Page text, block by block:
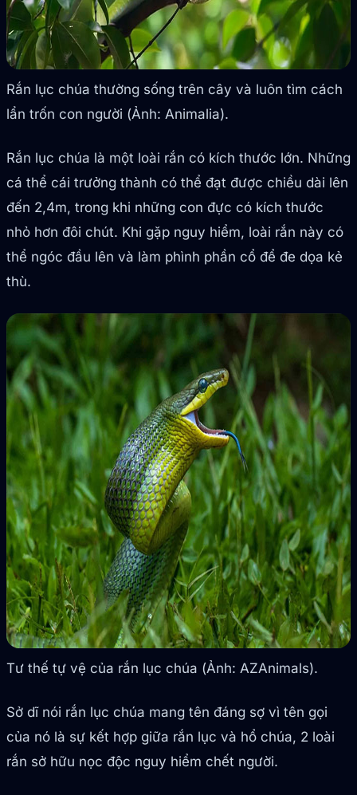
Rắn lục chúa thường sống trên cây và luôn tìm cách
lẩn trốn con người (Ảnh: Animalia).
Rắn lục chúa là một loài rắn có kích thước lớn. Những
cá thể cái trưởng thành có thể đạt được chiều dài lên
đến 2,4m, trong khi những con đực có kích thước
nhỏ hơn đôi chút. Khi gặp nguy hiểm, loài rắn này có
thể ngóc đầu lên và làm phình phần cổ để đe dọa kẻ
thù.
Tư thế tự vệ của rắn lục chúa (Ảnh: AZAnimals).
Sở dĩ nói rắn lục chúa mang tên đáng sợ vì tên gọi
của nó là sự kết hợp giữa rắn lục và hổ chúa, 2 loài
rắn sở hữu nọc độc nguy hiểm chết người.